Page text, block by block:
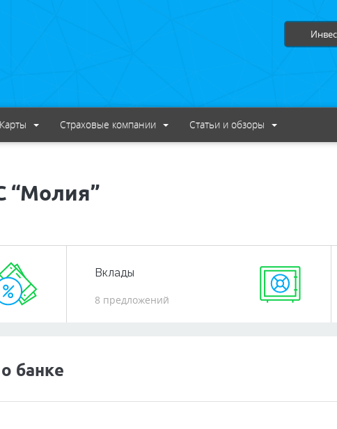
Карты Страховые компании Статьи и обзоры
Вклады
8 предложений
банке